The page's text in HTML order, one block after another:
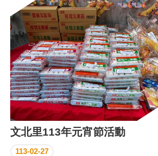
文北里113年元宵節活動
113-02-27